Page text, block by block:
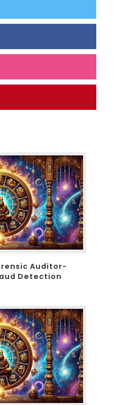
Auditor-
Detection